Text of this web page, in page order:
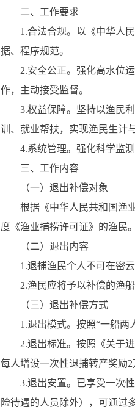
二、工作要求
1.合法合规。以《中华人
据、程序规范。
2.安全公正。强化高水位
作，主动接受监督。
3.权益保障。坚持以渔民
训、就业帮扶，实现渔民生计
4.系统管理。强化科学监
三、工作内容
（一）退出补偿对象
根据《中华人民共和国渔
度《渔业捕捞许可证》的渔民
（二）退出内容
1.退捕渔民个人不可在密
2.渔民应将予以补偿的渔
（三）退出补偿方式
1.退出模式。按照“一船两
2.退出标准。按照《关于
每人增设一次性退捕转产奖励2
3.退出安置。已享受一次
险待遇的人员除外），可通过